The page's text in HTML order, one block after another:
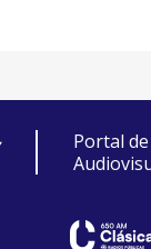
Portal